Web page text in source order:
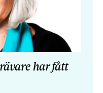
har fått